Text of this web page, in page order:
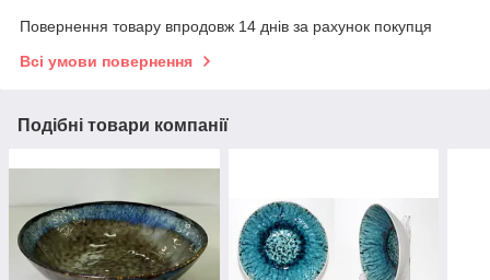
Повернення товару впродовж 14 днів за рахунок покупця
Всі умови повернення
Подібні товари компанії